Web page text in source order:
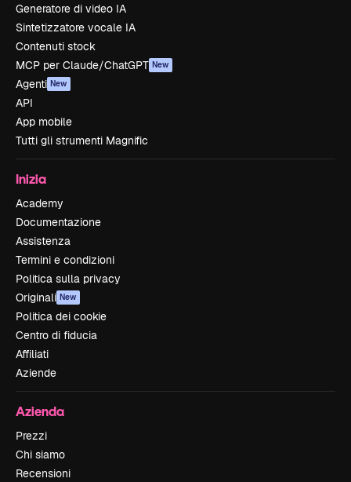
Generatore di video IA
Sintetizzatore vocale IA
Contenuti stock
MCP per Claude/ChatGPT New
Agenti New
API
App mobile
Tutti gli strumenti Magnific
Inizia
Academy
Documentazione
Assistenza
Termini e condizioni
Politica sulla privacy
Originali New
Politica dei cookie
Centro di fiducia
Affiliati
Aziende
Azienda
Prezzi
Chi siamo
Recensioni